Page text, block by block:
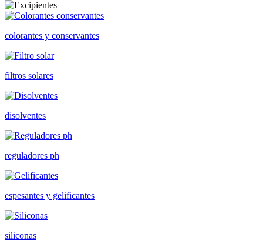
colorantes y conservantes
filtros solares
disolventes
reguladores ph
espesantes y gelificantes
siliconas